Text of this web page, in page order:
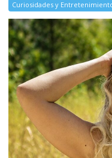
Curiosidades y